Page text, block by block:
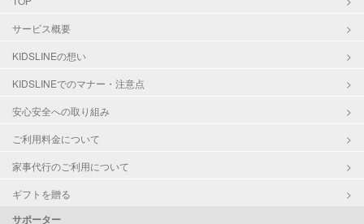
サービス概要
KIDSLINEの想い
KIDSLINEでのマナー・注意点
安心安全への取り組み
ご利用料金について
家事代行のご利用について
ギフトを贈る
サポーター